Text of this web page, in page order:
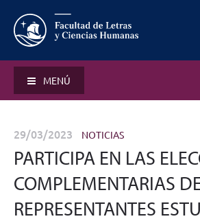
MENÚ
29/03/2023 NOTICIAS
PARTICIPA EN LAS
COMPLEMENTARIAS
REPRESENTANTES